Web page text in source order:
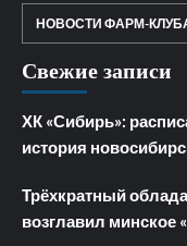
НОВОСТИ ФАРМ-
Свежие записи
ХК «Сибирь»:
история
Трёхкратный
возглавил минское